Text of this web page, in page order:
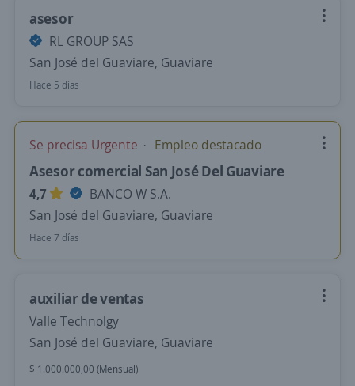
asesor
RL GROUP SAS
San José del Guaviare, Guaviare
Hace 5 días
Se precisa Urgente Empleo destacado
Asesor comercial San José Del Guaviare
4,7
BANCO W S.A.
San José del Guaviare, Guaviare
Hace 7 días
auxiliar de ventas
Valle Technolgy
San José del Guaviare, Guaviare
$ 1.000.000,00 (Mensual)